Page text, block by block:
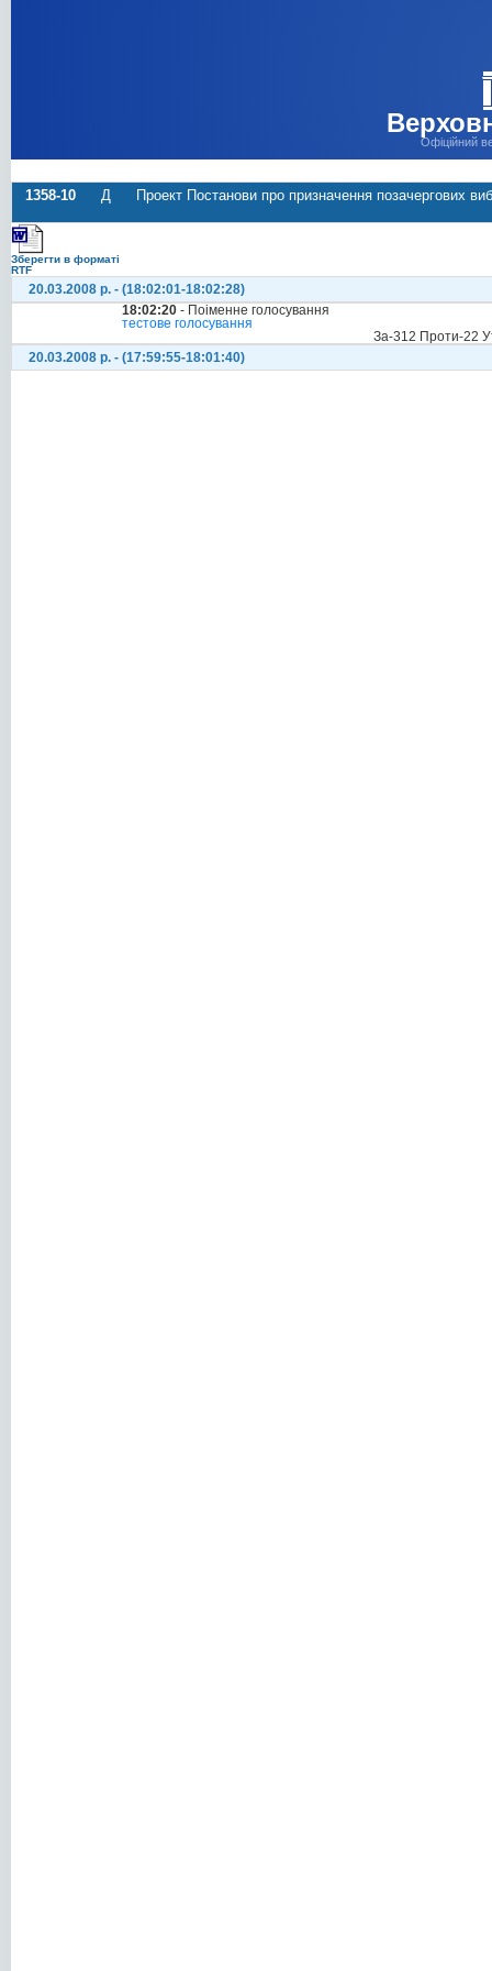
Офіційний
1358-10 Д Проект Постанови про призначення позачергових
Зберегти в форматі
RTF
20.03.2008 р. - (18:02:01-18:02:28)
18:02:20 - Поіменне голосування
тестове голосування
За-312 Проти-22
20.03.2008 р. - (17:59:55-18:01:40)